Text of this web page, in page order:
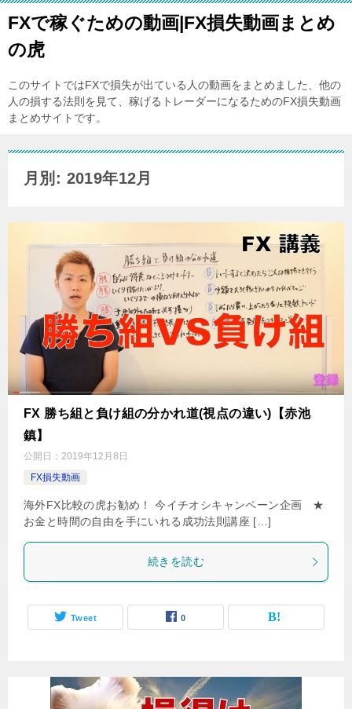
FXで稼ぐための動画|FX損失動画まとめ
の虎
このサイトではFXで損失が出ている人の動画をまとめました、他の
人の損する法則を見て、稼げるトレーダーになるためのFX損失動画
まとめサイトです。
月別: 2019年12月
FX 勝ち組と負け組の分かれ道(視点の違い)【赤池
鎮】
公開日： 2019年12月8日
FX損失動画
海外FX比較の虎お勧め！ 今イチオシキャンペーン企画 ★
お金と時間の自由を手にいれる成功法則講座 […]
続きを読む
Tweet 0